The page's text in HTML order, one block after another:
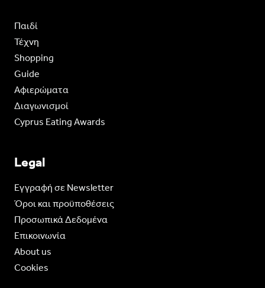
Παιδί
Τέχνη
Shopping
Guide
Aφιερώματα
Διαγωνισμοί
Cyprus Eating Awards
Legal
Eγγραφή σε Newsletter
Όροι και προϋποθέσεις
Προσωπικά Δεδομένα
Επικοινωνία
About us
Cookies